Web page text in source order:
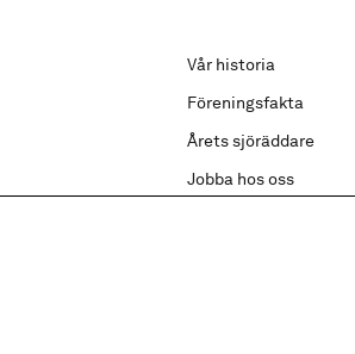
Vår historia
Föreningsfakta
Årets sjöräddare
Jobba hos oss